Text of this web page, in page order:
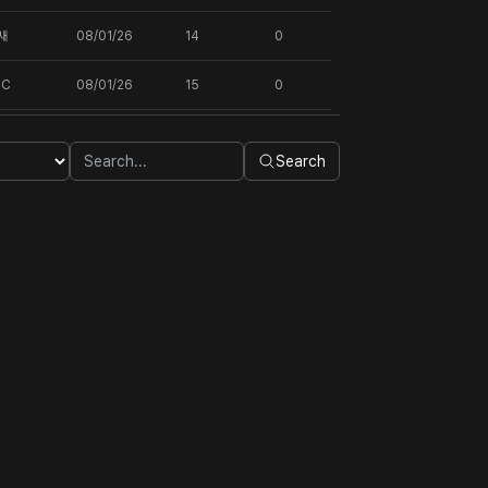
08/01/26 14 0
08/01/26 15 0
Search